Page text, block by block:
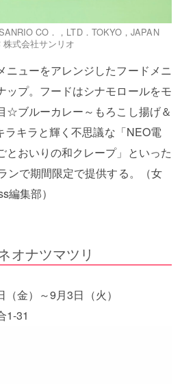
CO．，LTD．TOKYO，JAPAN
株式会社サンリオ
ニューをアレンジしたフードメニ
ップ。フードはシナモロールをモ
☆ブルーカレー～もろこし揚げ＆
ラキラと輝く不思議な「NEO電
とおいりの和クレープ」といった
ンで期間限定で提供する。（女
編集部）
オナツマツリ
金）～9月3日（火）
1-31